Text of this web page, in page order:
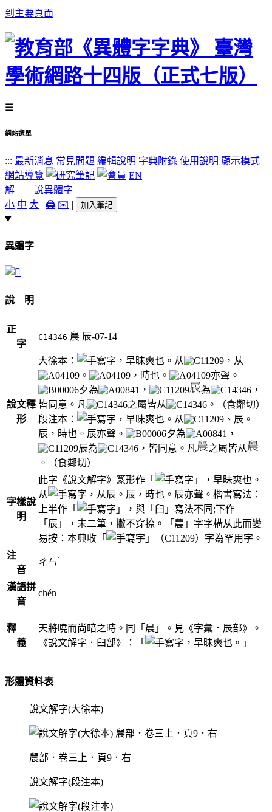
到主要頁面
☰
網站選單
::: 最新消息 常見問題 編輯說明 字典附錄 使用說明 顯示模式
網站導覽
EN
解 說異體字
小 中 大 | 🖨️ ✉️ | 加入筆記
異體字
說 明
正
字
C14346 䢅 辰-07-14
說文釋
形
大徐本： ，早昧爽也。从
，从
。
，時也。
亦聲。
夕為
， 為
，
皆同意。凡
之屬皆从
。（食鄰切）
段注本：
，早昧爽也。从
、辰。
辰，時也。辰亦聲。
夕為
，
辰為
，皆同意。凡
之屬皆从
。（食鄰切）
字樣說
明
此字《說文解字》篆形作「
」，早昧爽也。
从
，从辰。辰，時也。辰亦聲。楷書寫法：
上半作「
」，與「臼」寫法不同;下作
「辰」，末二筆，撇不穿捺。「農」字字構从此而變
易按：本典收「
」（C11209）字為罕用字。
注
音
ㄔㄣ ˊ
漢語拼
音
chén
釋
義
天將曉而尚暗之時。同「晨」。見《字彙．辰部》。
《說文解字．臼部》：「
，早昧爽也。」
形體資料表
說文解字(大徐本)
䢅部．卷三上．頁9．右
說文解字(段注本)